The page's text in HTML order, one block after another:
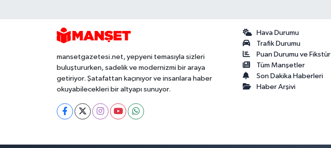
mansetgazetesi.net, yepyeni temasıyla sizleri
buluştururken, sadelik ve modernizmi bir araya
getiriyor. Şatafattan kaçınıyor ve insanlara haber
okuyabilecekleri bir altyapı sunuyor.
Hava Durumu
Trafik Durumu
Puan Durumu ve Fikstür
Tüm Manşetler
Son Dakika Haberleri
Haber Arşivi